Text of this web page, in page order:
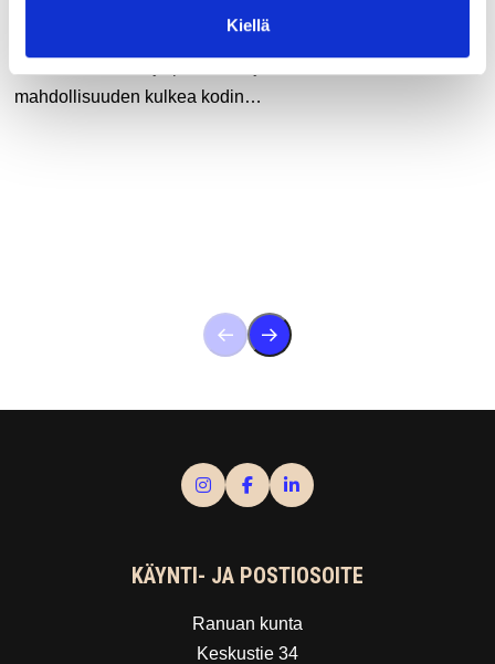
Kiellä
Ranuan kunnan asiointiliikenteen uusi sopimuskausi on
mahdollisuuden kulkea kodin…
KÄYNTI- JA POSTIOSOITE
Ranuan kunta
Keskustie 34